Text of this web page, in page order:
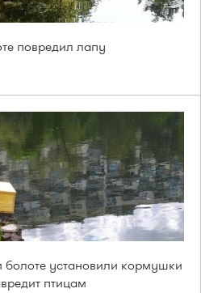
повредил лапу
установили кормушки
птицам